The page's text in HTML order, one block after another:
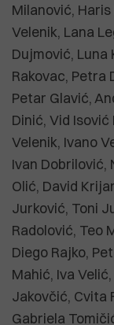
Milanović,
Velenik, Lana
Dujmović, Luna
Rakovac, Petra
Petar Glavić,
Dinić, Vid
Velenik, Ivano
Ivan Dobrilović,
Olić, David
Jurković, Toni
Radolović, Teo
Diego Rajko,
Mahić, Iva
Jakovčić, Cvita
Gabriela